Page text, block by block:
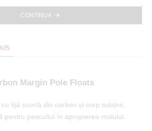
CONTINUA
Margin Pole Floats
cu tijă scurtă din carbon și corp subțire,
pentru pescuitul în apropierea malului.